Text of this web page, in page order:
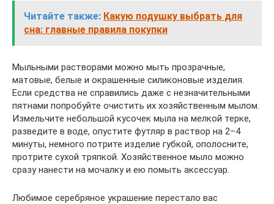
Читайте также: Какую подушку выбрать для
сна: главные правила покупки
Мыльными растворами можно мыть прозрачные,
матовые, белые и окрашенные силиконовые изделия.
Если средства не справились даже с незначительными
пятнами попробуйте очистить их хозяйственным мылом.
Измельчите небольшой кусочек мыла на мелкой терке,
разведите в воде, опустите футляр в раствор на 2–4
минуты, немного потрите изделие губкой, ополосните,
протрите сухой тряпкой. Хозяйственное мыло можно
сразу нанести на мочалку и ею помыть аксессуар.
Любимое серебряное украшение перестало вас